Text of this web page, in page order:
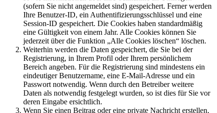
(sofern Sie nicht angemeldet sind) gespeichert. Ferner werden
Ihre Benutzer-ID, ein Authentifizierungsschlüssel und eine
Session-ID gespeichert. Die Cookies haben standardmäßig
eine Gültigkeit von einem Jahr. Alle Cookies können Sie
jederzeit über die Funktion „Alle Cookies löschen“ löschen.
Weiterhin werden die Daten gespeichert, die Sie bei der
Registrierung, in Ihrem Profil oder Ihrem persönlichem
Bereich angeben. Für die Registrierung sind mindestens ein
eindeutiger Benutzername, eine E-Mail-Adresse und ein
Passwort notwendig. Wenn durch den Betreiber weitere
Daten als notwendig festgelegt wurden, so ist dies für Sie vor
deren Eingabe ersichtlich.
Wenn Sie einen Beitrag oder eine private Nachricht erstellen,